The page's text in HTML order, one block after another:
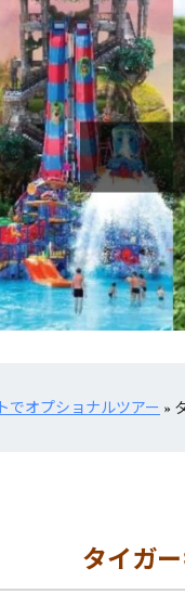
でオプショナルツアー »
タイガ